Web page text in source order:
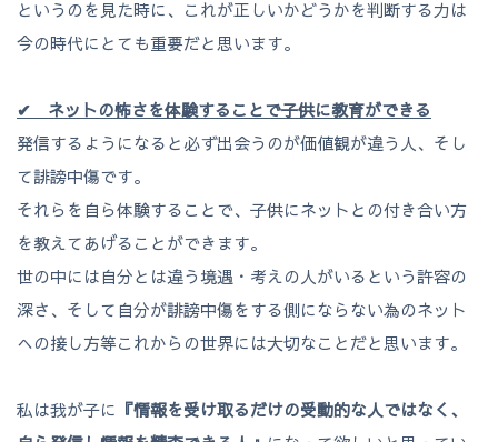
というのを見た時に、これが正しいかどうかを判断する力は
今の時代にとても重要だと思います。
✔ ネットの怖さを体験することで子供に教育ができる
発信するようになると必ず出会うのが価値観が違う人、そし
て誹謗中傷です。
それらを自ら体験することで、子供にネットとの付き合い方
を教えてあげることができます。
世の中には自分とは違う境遇・考えの人がいるという許容の
深さ、そして自分が誹謗中傷をする側にならない為のネット
への接し方等これからの世界には大切なことだと思います。
私は我が子に 『情報を受け取るだけの受動的な人ではなく、